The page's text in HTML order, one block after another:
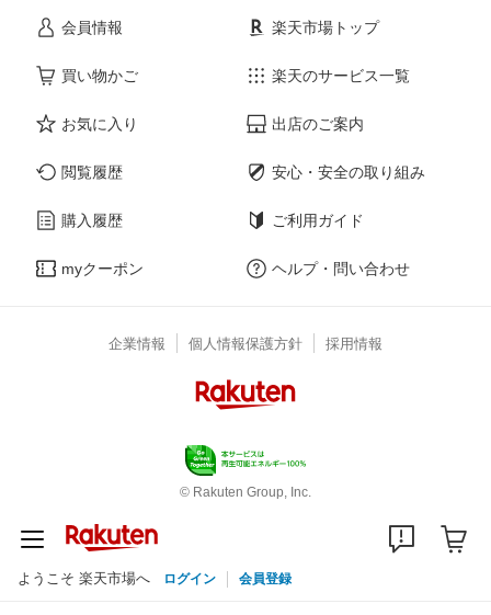
会員情報
買い物かご
お気に入り
閲覧履歴
購入履歴
myクーポン
楽天市場トップ
楽天のサービス一覧
出店のご案内
安心・安全の取り組み
ご利用ガイド
ヘルプ・問い合わせ
企業情報 個人情報保護方針 採用情報
© Rakuten Group, Inc.
ようこそ 楽天市場へ ログイン 会員登録